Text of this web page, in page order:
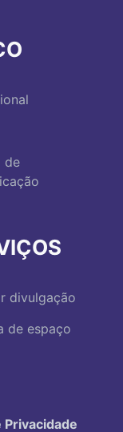
de
divulgação
de espaço
Privacidade